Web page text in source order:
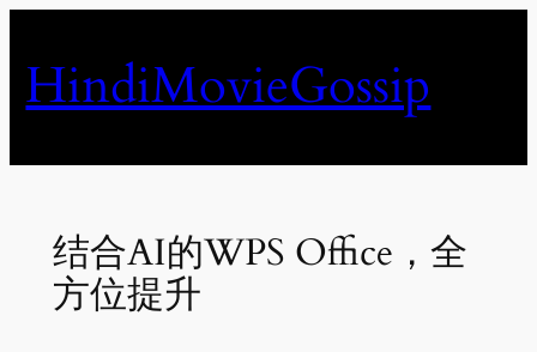
content
HindiMovieGossip
结合AI的WPS Office，全
方位提升